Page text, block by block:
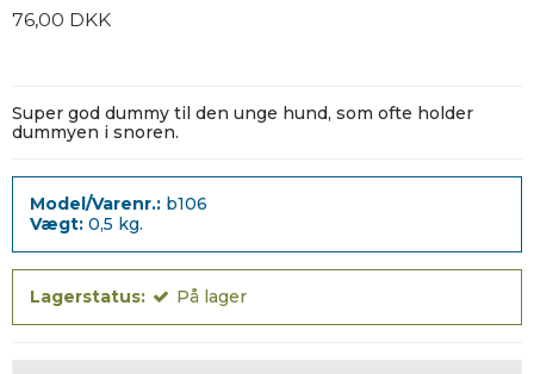
76,00 DKK
Super god dummy til den unge hund, som ofte holder
dummyen i snoren.
Model/Varenr.: b106
Vægt: 0,5 kg.
Lagerstatus: På lager